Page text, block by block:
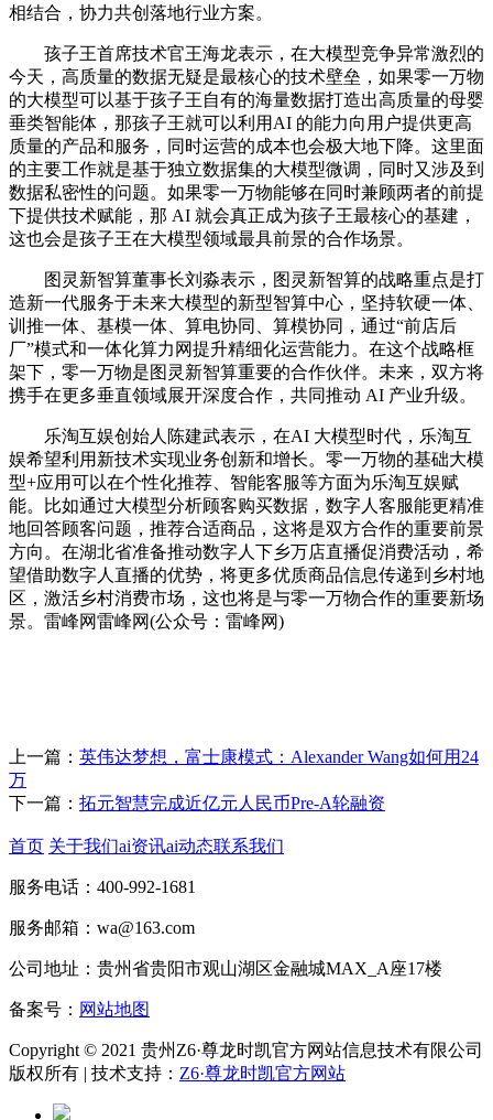
相结合，协力共创落地行业方案。
孩子王首席技术官王海龙表示，在大模型竞争异常激烈的
今天，高质量的数据无疑是最核心的技术壁垒，如果零一万物
的大模型可以基于孩子王自有的海量数据打造出高质量的母婴
垂类智能体，那孩子王就可以利用AI 的能力向用户提供更高
质量的产品和服务，同时运营的成本也会极大地下降。这里面
的主要工作就是基于独立数据集的大模型微调，同时又涉及到
数据私密性的问题。如果零一万物能够在同时兼顾两者的前提
下提供技术赋能，那 AI 就会真正成为孩子王最核心的基建，
这也会是孩子王在大模型领域最具前景的合作场景。
图灵新智算董事长刘淼表示，图灵新智算的战略重点是打
造新一代服务于未来大模型的新型智算中心，坚持软硬一体、
训推一体、基模一体、算电协同、算模协同，通过“前店后
厂”模式和一体化算力网提升精细化运营能力。在这个战略框
架下，零一万物是图灵新智算重要的合作伙伴。未来，双方将
携手在更多垂直领域展开深度合作，共同推动 AI 产业升级。
乐淘互娱创始人陈建武表示，在AI 大模型时代，乐淘互
娱希望利用新技术实现业务创新和增长。零一万物的基础大模
型+应用可以在个性化推荐、智能客服等方面为乐淘互娱赋
能。比如通过大模型分析顾客购买数据，数字人客服能更精准
地回答顾客问题，推荐合适商品，这将是双方合作的重要前景
方向。在湖北省准备推动数字人下乡万店直播促消费活动，希
望借助数字人直播的优势，将更多优质商品信息传递到乡村地
区，激活乡村消费市场，这也将是与零一万物合作的重要新场
景。雷峰网雷峰网(公众号：雷峰网)
上一篇： 英伟达梦想，富士康模式：Alexander Wang如何用24
万
下一篇： 拓元智慧完成近亿元人民币Pre-A轮融资
首页 关于我们ai资讯ai动态联系我们
服务电话：400-992-1681
服务邮箱：wa@163.com
公司地址：贵州省贵阳市观山湖区金融城MAX_A座17楼
备案号： 网站地图
Copyright © 2021 贵州Z6·尊龙时凯官方网站信息技术有限公司
版权所有 | 技术支持： Z6·尊龙时凯官方网站